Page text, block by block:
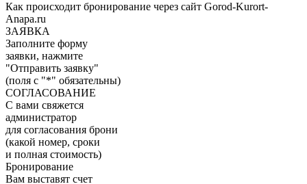
Как происходит бронирование через сайт Gorod-Kurort-
Anapa.ru
ЗАЯВКА
Заполните форму
заявки, нажмите
"Отправить заявку"
(поля с "*" обязательны)
СОГЛАСОВАНИЕ
С вами свяжется
администратор
для согласования брони
(какой номер, сроки
и полная стоимость)
Бронирование
Вам выставят счет